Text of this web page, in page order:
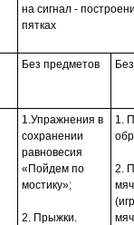
на сигнал -
пятках
Без предметов
1.Упражнения в
сохранении
равновесия
«Пойдем по
мостику»;
2. Прыжки.
1.
2.